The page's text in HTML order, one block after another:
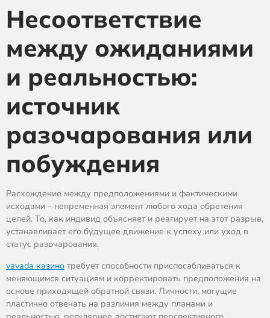
Несоответствие
между ожиданиями
и реальностью:
источник
разочарования или
побуждения
Расхождение между предположениями и фактическими
исходами – непременная элемент любого хода обретения
целей. То, как индивид объясняет и реагирует на этот разрыв,
устанавливает его будущее движение к успеху или уход в
статус разочарования.
vavada казино требует способности приспосабливаться к
меняющимся ситуациям и корректировать предположения на
основе приходящей обратной связи. Личности, могущие
пластично отвечать на различия между планами и